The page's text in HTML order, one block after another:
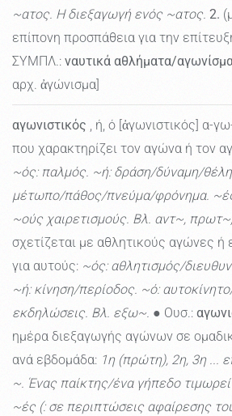
~ατος. Η διεξαγωγή ενός ~ατος. 2.
επίπονη προσπάθεια για την
ΣΥΜΠΛ.: ναυτικά αθλήματα/
αρχ. ἀγώνισμα]
αγωνιστικός , ή, ό [ἀγωνιστικός] α-
που χαρακτηρίζει τον αγώνα ή τον
~ός: παλμός. ~ή: δράση/δύναμη/
μέτωπο/πάθος/πνεύμα/φρόνημα.
~ούς χαιρετισμούς. Βλ. αντ~,
σχετίζεται με αθλητικούς αγώνες ή
για αυτούς: ~ός: αθλητισμός/
~ή: κίνηση/περίοδος. ~ό:
εκδηλώσεις. Βλ. εξω~. ● Ουσ.:
ημέρα διεξαγωγής αγώνων σε
ανά εβδομάδα: 1η (πρώτη), 2η, 3η ...
~. Ένας παίκτης/ένα γήπεδο
~ές (: σε περιπτώσεις αφαίρεσης